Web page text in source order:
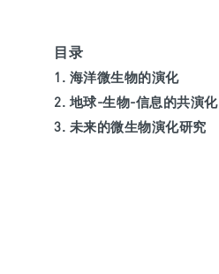
目录
1. 海洋微生物的演化
2. 地球-生物-信息的共演化
3. 未来的微生物演化研究